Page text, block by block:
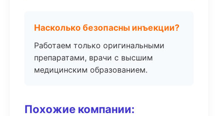
Насколько безопасны инъекции?
Работаем только оригинальными
препаратами, врачи с высшим
медицинским образованием.
Похожие компании: